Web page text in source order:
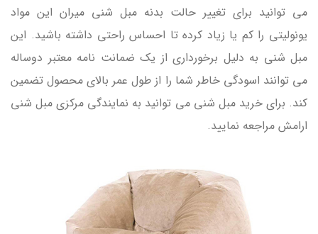
می توانید برای تغییر حالت بدنه مبل شنی میران این مواد
یونولیتی را کم یا زیاد کرده تا احساس راحتی داشته باشید. این
مبل شنی به دلیل برخورداری از یک ضمانت نامه معتبر دوساله
می توانند اسودگی خاطر شما را از طول عمر بالای محصول تضمین
کند. برای خرید مبل شنی می توانید به نمایندگی مرکزی مبل شنی
ارامش مراجعه نمایید.